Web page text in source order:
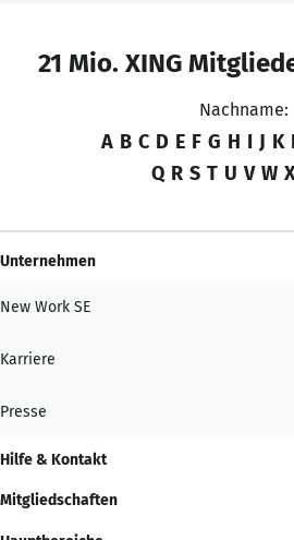
21 Mio. XING
Nachname:
A B C D E F G H I J K
Q R S T U V W X
Unternehmen
New Work SE
Karriere
Presse
Hilfe & Kontakt
Mitgliedschaften